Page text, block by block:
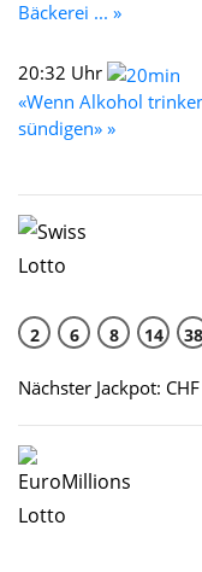
Bäckerei ... »
20:32 Uhr
«Wenn Alkohol
sündigen» »
2 6 8 14 38
Nächster Jackpot: